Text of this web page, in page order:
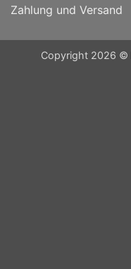
Zahlung und Versand
Copyright 2026 ©